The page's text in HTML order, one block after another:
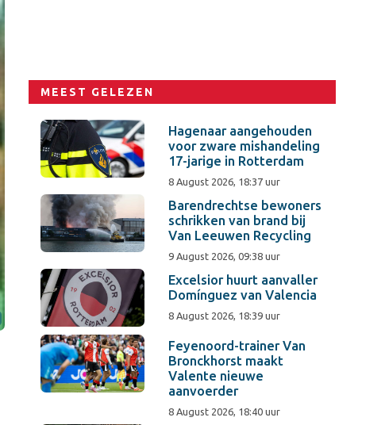
MEEST GELEZEN
Hagenaar aangehouden
voor zware mishandeling
17-jarige in Rotterdam
8 August 2026, 18:37 uur
Barendrechtse bewoners
schrikken van brand bij
Van Leeuwen Recycling
9 August 2026, 09:38 uur
Excelsior huurt aanvaller
Domínguez van Valencia
8 August 2026, 18:39 uur
Feyenoord-trainer Van
Bronckhorst maakt
Valente nieuwe
aanvoerder
8 August 2026, 18:40 uur